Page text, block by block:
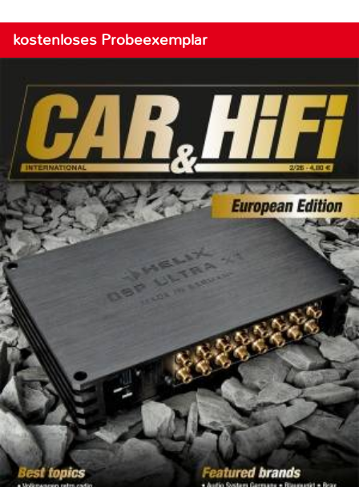
kostenloses Probeexemplar